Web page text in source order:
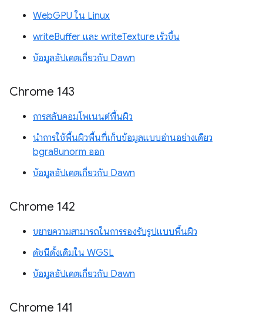
WebGPU ใน Linux
writeBuffer และ writeTexture เร็วขึ้น
ข้อมูลอัปเดตเกี่ยวกับ Dawn
Chrome 143
การสลับคอมโพเนนต์พื้นผิว
นำการใช้พื้นผิวพื้นที่เก็บข้อมูลแบบอ่านอย่างเดียว
bgra8unorm ออก
ข้อมูลอัปเดตเกี่ยวกับ Dawn
Chrome 142
ขยายความสามารถในการรองรับรูปแบบพื้นผิว
ดัชนีดั้งเดิมใน WGSL
ข้อมูลอัปเดตเกี่ยวกับ Dawn
Chrome 141